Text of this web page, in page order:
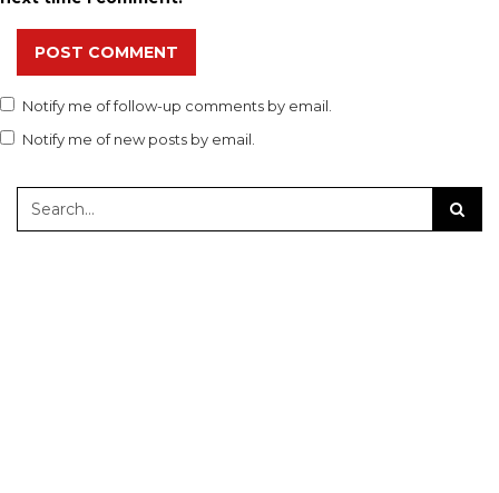
POST COMMENT
Notify me of follow-up comments by email.
Notify me of new posts by email.